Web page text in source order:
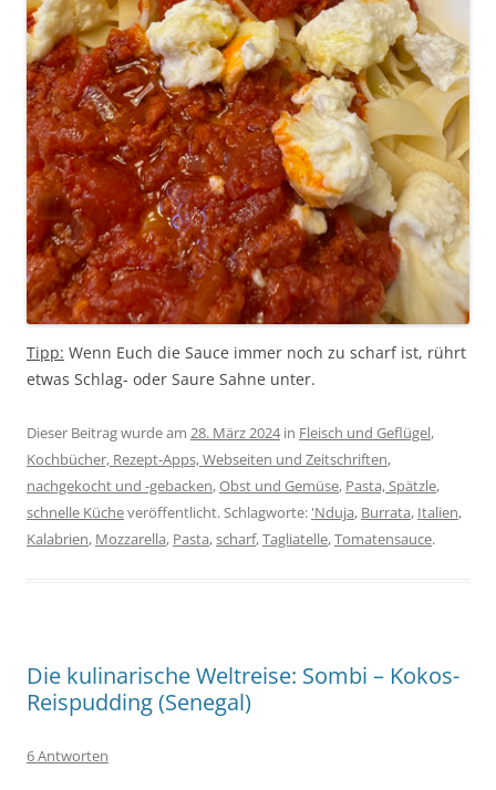
Tipp: Wenn Euch die Sauce immer noch zu scharf ist, rührt
etwas Schlag- oder Saure Sahne unter.
Dieser Beitrag wurde am 28. März 2024in Fleisch und Geflügel,
Kochbücher, Rezept-Apps, Webseiten und Zeitschriften,
nachgekocht und -gebacken,Obst und Gemüse, Pasta, Spätzle,
schnelle Kücheveröffentlicht. Schlagworte: 'Nduja, Burrata, Italien,
Kalabrien, Mozzarella, Pasta,scharf,Tagliatelle,Tomatensauce.
Die kulinarische Weltreise: Sombi – Kokos-
Reispudding (Senegal)
6 Antworten